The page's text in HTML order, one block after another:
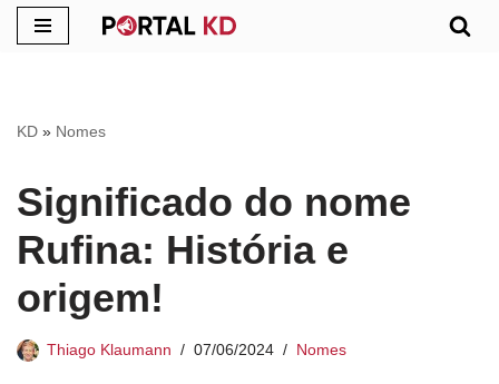
conteúdo
KD » Nomes
Significado do nome
Rufina: História e
origem!
Thiago Klaumann 07/06/2024 Nomes